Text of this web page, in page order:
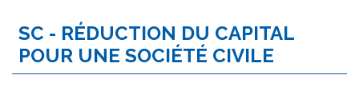
SC - RÉDUCTION DU CAPITAL
POUR UNE SOCIÉTÉ CIVILE